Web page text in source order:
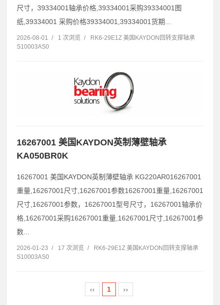
尺寸，39334001轴承价格,39334001采购39334001图
纸,39334001 采购价格39334001,39334001货期...
2026-08-01 / 1 次浏览 /
RK6-29E1Z 美国KAYDON回转支撑轴承
S10003AS0
16267001 美国KAYDON英制薄壁轴承
KA050BR0K
16267001 美国KAYDON英制薄壁轴承 KG220AR016267001
重量,16267001尺寸,16267001参数16267001重量,16267001
尺寸,16267001参数，16267001型号尺寸，16267001轴承价
格,16267001采购16267001重量,16267001尺寸,16267001参
数...
2026-01-23 / 17 次浏览 /
RK6-29E1Z 美国KAYDON回转支撑轴承
S10003AS0
‹‹ 1 ››